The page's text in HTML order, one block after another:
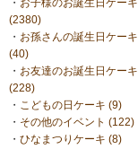
・ お子様のお誕生日ケーキ
(2380)
・ お孫さんの誕生日ケーキ
(40)
・ お友達のお誕生日ケーキ
(228)
・ こどもの日ケーキ (9)
・ その他のイベント (122)
・ ひなまつりケーキ (8)